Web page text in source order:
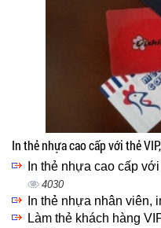
In thẻ nhựa cao cấp với thẻ
In thẻ nhựa cao cấp
4030
In thẻ nhựa nhân viên,
Làm thẻ khách hàng